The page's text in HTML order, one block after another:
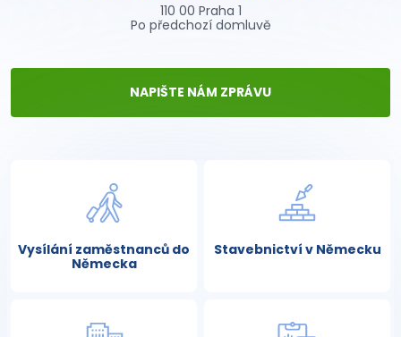
110 00 Praha 1
Po předchozí domluvě
NAPIŠTE NÁM ZPRÁVU
Vysílání zaměstnanců do
Německa
Stavebnictví v Německu